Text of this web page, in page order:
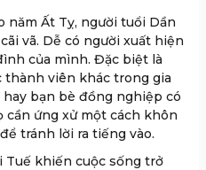
năm Ất Tỵ, người tuổi Dần
vã. Dễ có người xuất hiện
của mình. Đặc biệt là
thành viên khác trong gia
bạn bè đồng nghiệp có
ứng xử một cách khôn
tránh lời ra tiếng vào.
Tuế khiến cuộc sống trở